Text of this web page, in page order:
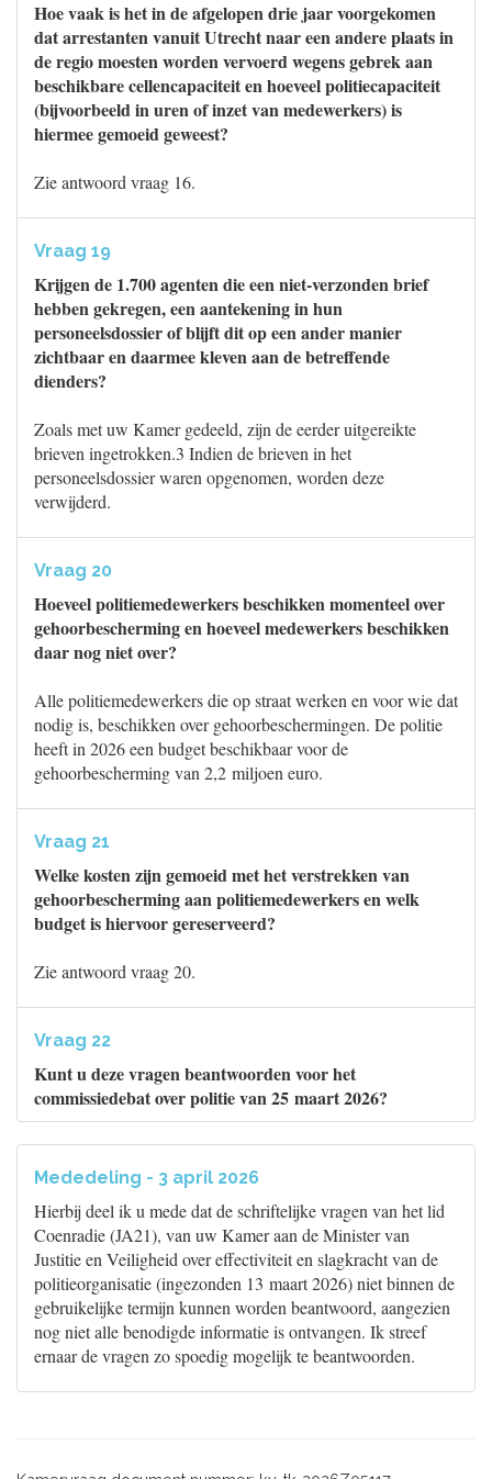
Hoe vaak is het in de afgelopen drie jaar voorgekomen
dat arrestanten vanuit Utrecht naar een andere plaats in
de regio moesten worden vervoerd wegens gebrek aan
beschikbare cellencapaciteit en hoeveel politiecapaciteit
(bijvoorbeeld in uren of inzet van medewerkers) is
hiermee gemoeid geweest?
Zie antwoord vraag 16.
Vraag 19
Krijgen de 1.700 agenten die een niet-verzonden brief
hebben gekregen, een aantekening in hun
personeelsdossier of blijft dit op een ander manier
zichtbaar en daarmee kleven aan de betreffende
dienders?
Zoals met uw Kamer gedeeld, zijn de eerder uitgereikte
brieven ingetrokken.3 Indien de brieven in het
personeelsdossier waren opgenomen, worden deze
verwijderd.
Vraag 20
Hoeveel politiemedewerkers beschikken momenteel over
gehoorbescherming en hoeveel medewerkers beschikken
daar nog niet over?
Alle politiemedewerkers die op straat werken en voor wie dat
nodig is, beschikken over gehoorbeschermingen. De politie
heeft in 2026 een budget beschikbaar voor de
gehoorbescherming van 2,2 miljoen euro.
Vraag 21
Welke kosten zijn gemoeid met het verstrekken van
gehoorbescherming aan politiemedewerkers en welk
budget is hiervoor gereserveerd?
Zie antwoord vraag 20.
Vraag 22
Kunt u deze vragen beantwoorden voor het
commissiedebat over politie van 25 maart 2026?
Mededeling - 3 april 2026
Hierbij deel ik u mede dat de schriftelijke vragen van het lid
Coenradie (JA21), van uw Kamer aan de Minister van
Justitie en Veiligheid over effectiviteit en slagkracht van de
politieorganisatie (ingezonden 13 maart 2026) niet binnen de
gebruikelijke termijn kunnen worden beantwoord, aangezien
nog niet alle benodigde informatie is ontvangen. Ik streef
ernaar de vragen zo spoedig mogelijk te beantwoorden.